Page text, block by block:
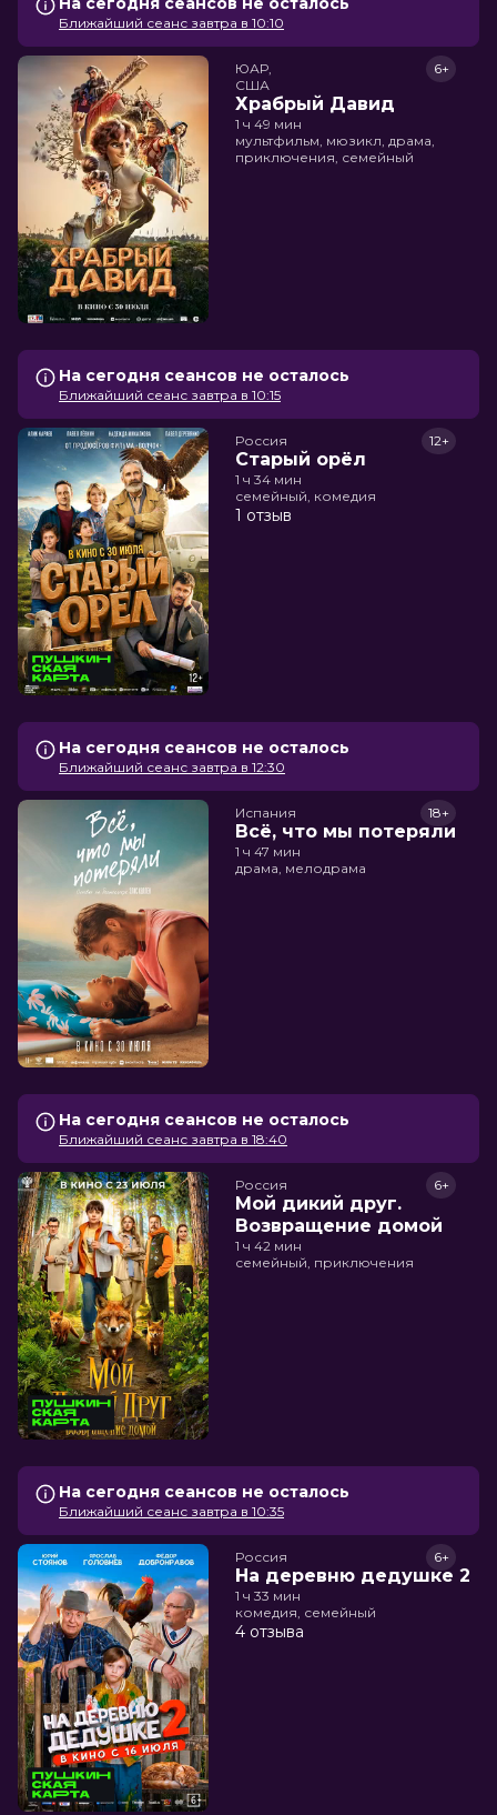
Ближайший сеанс завтра в 10:10
ЮАР,
США
Храбрый Давид
6+
1 ч 49 мин
мультфильм, мюзикл, драма,
приключения, семейный
На сегодня сеансов не осталось
Ближайший сеанс завтра в 10:15
Россия
Старый орёл
12+
1 ч 34 мин
семейный, комедия
1 отзыв
На сегодня сеансов не осталось
Ближайший сеанс завтра в 12:30
Испания
Всё, что мы потеряли
18+
1 ч 47 мин
драма, мелодрама
На сегодня сеансов не осталось
Ближайший сеанс завтра в 18:40
Россия
Мой дикий друг.
Возвращение домой
6+
1 ч 42 мин
семейный, приключения
На сегодня сеансов не осталось
Ближайший сеанс завтра в 10:35
Россия
На деревню дедушке 2
6+
1 ч 33 мин
комедия, семейный
4 отзыва